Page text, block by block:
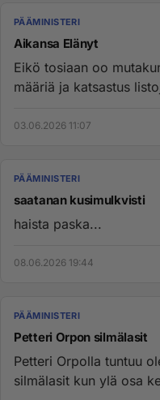
PÄÄMINISTERI
Aikansa Elänyt
Eikö tosiaan oo mutakun kytätä auton
määriä ja katsastus
03.06.2026 11:07
PÄÄMINISTERI
saatanan kusimulkvisti
haista paska...
08.06.2026 19:44
PÄÄMINISTERI
Petteri Orpon silmälasit
Petteri Orpolla tuntuu
silmälasit kun ylä osa